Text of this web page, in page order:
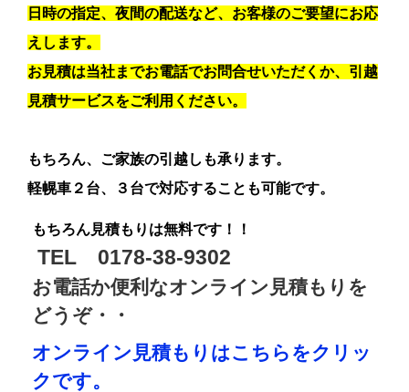
日時の指定、夜間の配送など、お客様のご要望にお応
えします。
お見積は当社までお電話でお問合せいただくか、引越
見積サービスをご利用ください。
もちろん、ご家族の引越しも承ります。
軽幌車２台、３台で対応することも可能です。
もちろん見積もりは無料です！！
TEL 0178-38-9302
お電話か便利なオンライン見積もりを
どうぞ・・
オンライン見積もりはこちらをクリッ
クです。